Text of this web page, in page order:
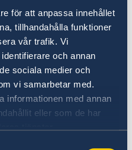
för att anpassa innehållet
tillhandahålla funktioner
vår trafik. Vi
och annan
sociala medier och
vi samarbetar med.
informationen med annan
eller som de har
reseförsäkringen
är i kördugligt
är prisvärt,
överfulla. Vissa tåg
luftkonditionering,
resa. Av